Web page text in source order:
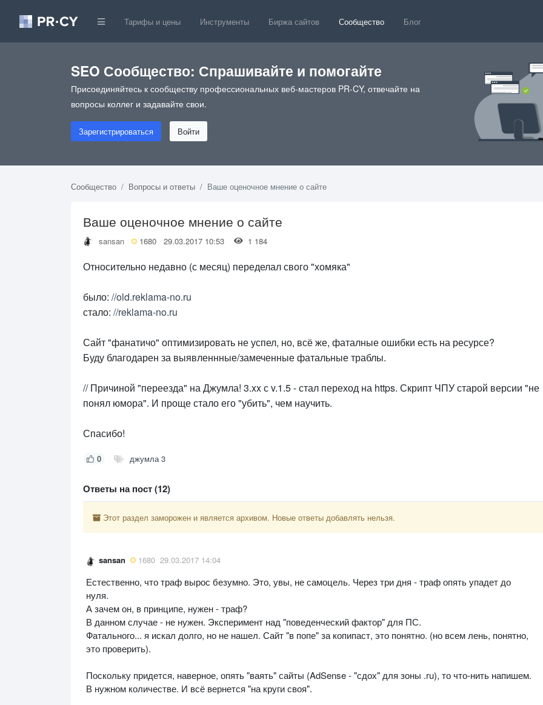
Тарифы и цены Инструменты Биржа сайтов Сообщество Блог
SEO Сообщество: Спрашивайте и помогайте
Присоединяйтесь к сообществу профессиональных веб-мастеров PR-CY, отвечайте на
вопросы коллег и задавайте свои.
Зарегистрироваться Войти
Сообщество Вопросы и ответы Ваше оценочное мнение о сайте
Ваше оценочное мнение о сайте
sansan 1680 29.03.2017 10:53 1 184
Относительно недавно (с месяц) переделал свого "хомяка"
было: //old.reklama-no.ru
стало: //reklama-no.ru
Сайт "фанатичо" оптимизировать не успел, но, всё же, фаталные ошибки есть на ресурсе?
Буду благодарен за выявленнные/замеченные фатальные траблы.
// Причиной "переезда" на Джумла! 3.xx с v.1.5 - стал переход на https. Скрипт ЧПУ старой версии "не
понял юмора". И проще стало его "убить", чем научить.
Спасибо!
0 джумла 3
Ответы на пост (12)
Этот раздел заморожен и является архивом. Новые ответы добавлять нельзя.
sansan 1680 29.03.2017 14:04
Естественно, что траф вырос безумно. Это, увы, не самоцель. Через три дня - траф опять упадет до
нуля.
А зачем он, в принципе, нужен - траф?
В данном случае - не нужен. Эксперимент над "поведенческий фактор" для ПС.
Фатального... я искал долго, но не нашел. Сайт "в попе" за копипаст, это понятно. (но всем лень, понятно,
это проверить).
Поскольку придется, наверное, опять "ваять" сайты (AdSense - "сдох" для зоны .ru), то что-нить напишем.
В нужном количестве. И всё вернется "на круги своя".